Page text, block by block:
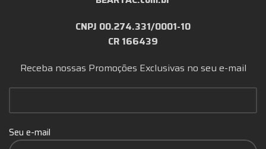
CNPJ 00.274.331/0001-10
CR 166439
Receba nossas Promoções Exclusivas no seu e-mail
Seu e-mail